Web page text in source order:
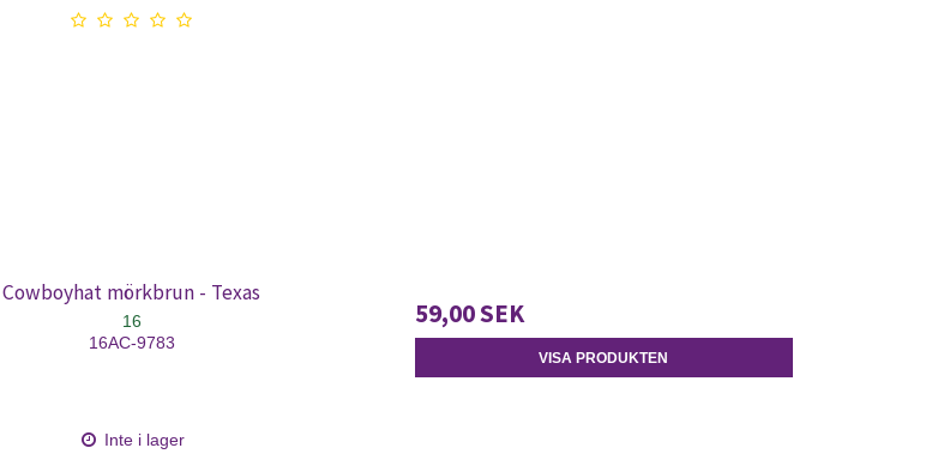
Cowboyhat mörkbrun - Texas
16
16AC-9783
Inte i lager
59,00 SEK
VISA PRODUKTEN